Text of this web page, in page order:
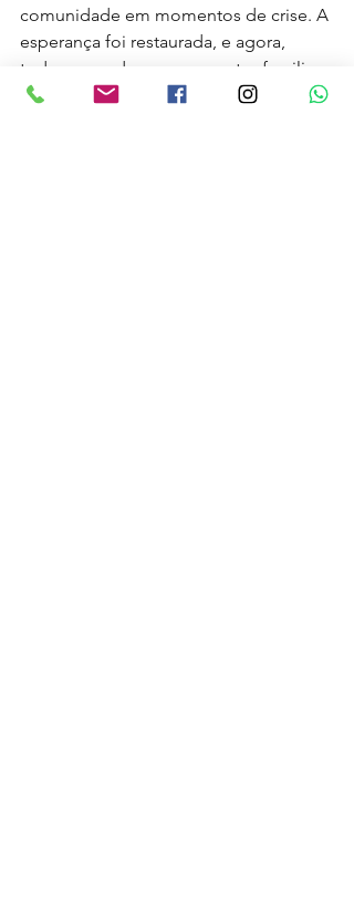
comunidade em momentos de crise. A
esperança foi restaurada, e agora,
todos aguardam o reencontro familiar
com alegria e emoção.